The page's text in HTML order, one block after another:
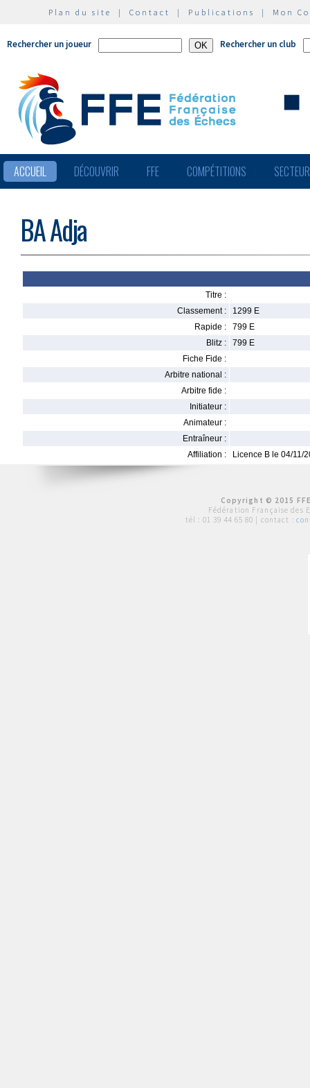
Plan du site | Contact | Publications | Mon
Rechercher un joueur Rechercher un club
ACCUEIL DÉCOUVRIR FFE COMPÉTITIONS
BA Adja
Titre :
Classement :
1299 E
Rapide :
799 E
Blitz :
799 E
Fiche Fide :
Arbitre national :
Arbitre fide :
Initiateur :
Animateur :
Entraîneur :
Affiliation :
Licence B le 04/11/
Copyright © 2015
Fédération Française des
tél : 01 39 44 65 80 | contact :